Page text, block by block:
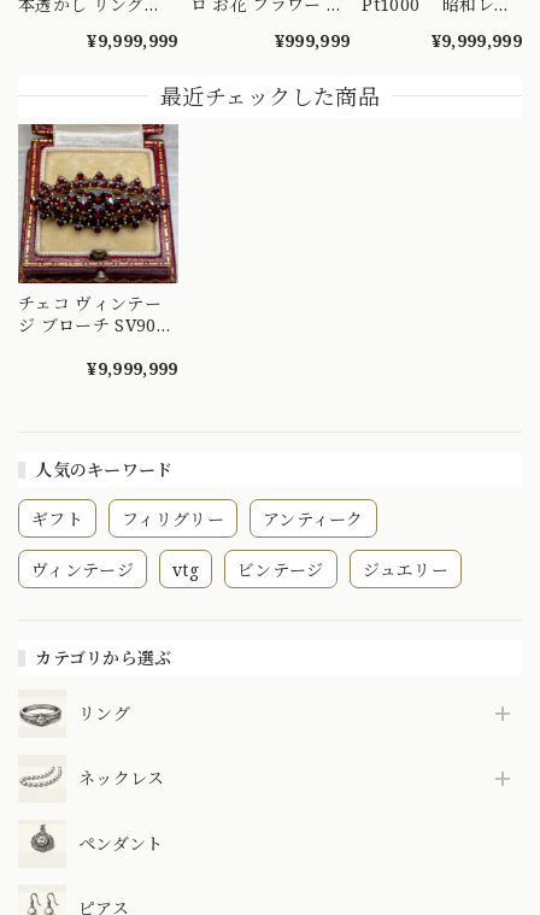
人気のキーワード
ギフト フィリグリー アンティーク
ヴィンテージ vtg ビンテージ ジュエリー
カテゴリから選ぶ
リング
ネックレス
ペンダント
ピアス
昭和レトロ 陽刻 赤
指輪 MOR00549
¥9,999,999
アス MOE00047
¥999,999
リング 捻り梅
り 吉祥文様 ～
楚々とした可憐な華
¥9,999,999
最近チェックした商品
チェコ ヴィンテー
ジ ブローチ SV900
ット DBR00091
¥9,999,999